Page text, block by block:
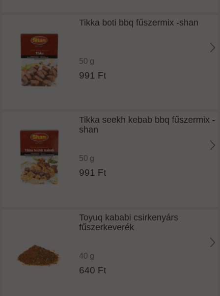
Tikka boti bbq fűszermix -shan
50 g
991 Ft
Tikka seekh kebab bbq fűszermix -
shan
50 g
991 Ft
Toyuq kababi csirkenyárs
fűszerkeverék
40 g
640 Ft